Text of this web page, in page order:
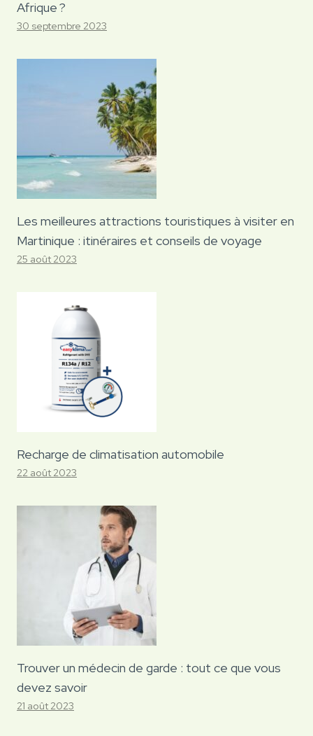
Afrique ?
30 septembre 2023
Les meilleures attractions touristiques à visiter en
Martinique : itinéraires et conseils de voyage
25 août 2023
Recharge de climatisation automobile
22 août 2023
Trouver un médecin de garde : tout ce que vous
devez savoir
21 août 2023